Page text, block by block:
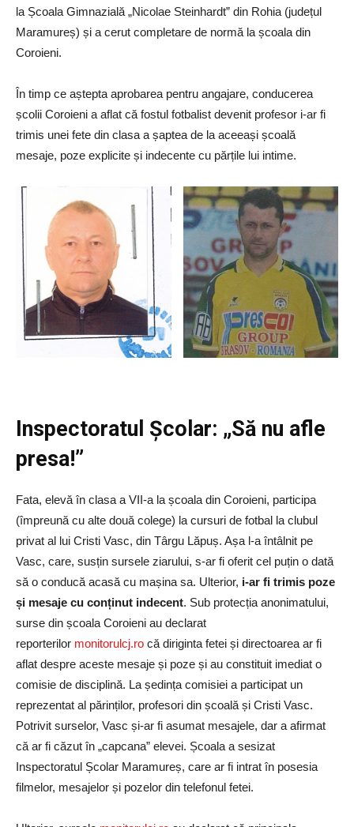
la Școala Gimnazială „Nicolae Steinhardt” din Rohia (județul
Maramureș) și a cerut completare de normă la școala din
Coroieni.
În timp ce aștepta aprobarea pentru angajare, conducerea
școlii Coroieni a aflat că fostul fotbalist devenit profesor i-ar fi
trimis unei fete din clasa a șaptea de la aceeași școală
mesaje, poze explicite și indecente cu părțile lui intime.
Inspectoratul Școlar: „Să nu afle
presa!”
Fata, elevă în clasa a VII-a la școala din Coroieni, participa
(împreună cu alte două colege) la cursuri de fotbal la clubul
privat al lui Cristi Vasc, din Târgu Lăpuș. Așa l-a întâlnit pe
Vasc, care, susțin sursele ziarului, s-ar fi oferit cel puțin o dată
să o conducă acasă cu mașina sa. Ulterior, i-ar fi trimis poze
și mesaje cu conținut indecent. Sub protecția anonimatului,
surse din școala Coroieni au declarat
reporterilor monitorulcj.ro că diriginta fetei și directoarea ar fi
aflat despre aceste mesaje și poze și au constituit imediat o
comisie de disciplină. La ședința comisiei a participat un
reprezentat al părinților, profesori din școală și Cristi Vasc.
Potrivit surselor, Vasc și-ar fi asumat mesajele, dar a afirmat
că ar fi căzut în „capcana” elevei. Școala a sesizat
Inspectoratul Școlar Maramureș, care ar fi intrat în posesia
filmelor, mesajelor și pozelor din telefonul fetei.